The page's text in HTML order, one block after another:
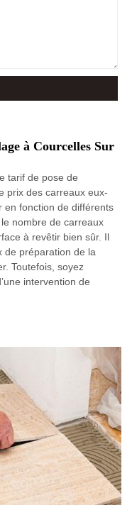
à Courcelles Sur
tarif de pose de
prix des carreaux eux-
en fonction de différents
nombre de carreaux
à revêtir bien sûr. Il
de préparation de la
Toutefois, soyez
intervention de